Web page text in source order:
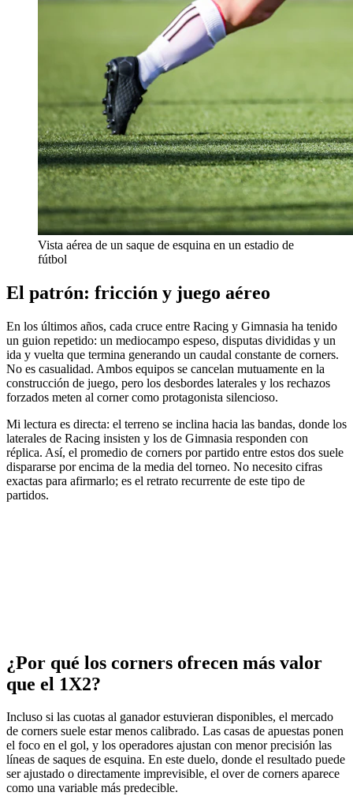
Vista aérea de un saque de esquina en un estadio de
fútbol
El patrón: fricción y juego aéreo
En los últimos años, cada cruce entre Racing y Gimnasia ha tenido
un guion repetido: un mediocampo espeso, disputas divididas y un
ida y vuelta que termina generando un caudal constante de corners.
No es casualidad. Ambos equipos se cancelan mutuamente en la
construcción de juego, pero los desbordes laterales y los rechazos
forzados meten al corner como protagonista silencioso.
Mi lectura es directa: el terreno se inclina hacia las bandas, donde los
laterales de Racing insisten y los de Gimnasia responden con
réplica. Así, el promedio de corners por partido entre estos dos suele
dispararse por encima de la media del torneo. No necesito cifras
exactas para afirmarlo; es el retrato recurrente de este tipo de
partidos.
¿Por qué los corners ofrecen más valor
que el 1X2?
Incluso si las cuotas al ganador estuvieran disponibles, el mercado
de corners suele estar menos calibrado. Las casas de apuestas ponen
el foco en el gol, y los operadores ajustan con menor precisión las
líneas de saques de esquina. En este duelo, donde el resultado puede
ser ajustado o directamente imprevisible, el over de corners aparece
como una variable más predecible.